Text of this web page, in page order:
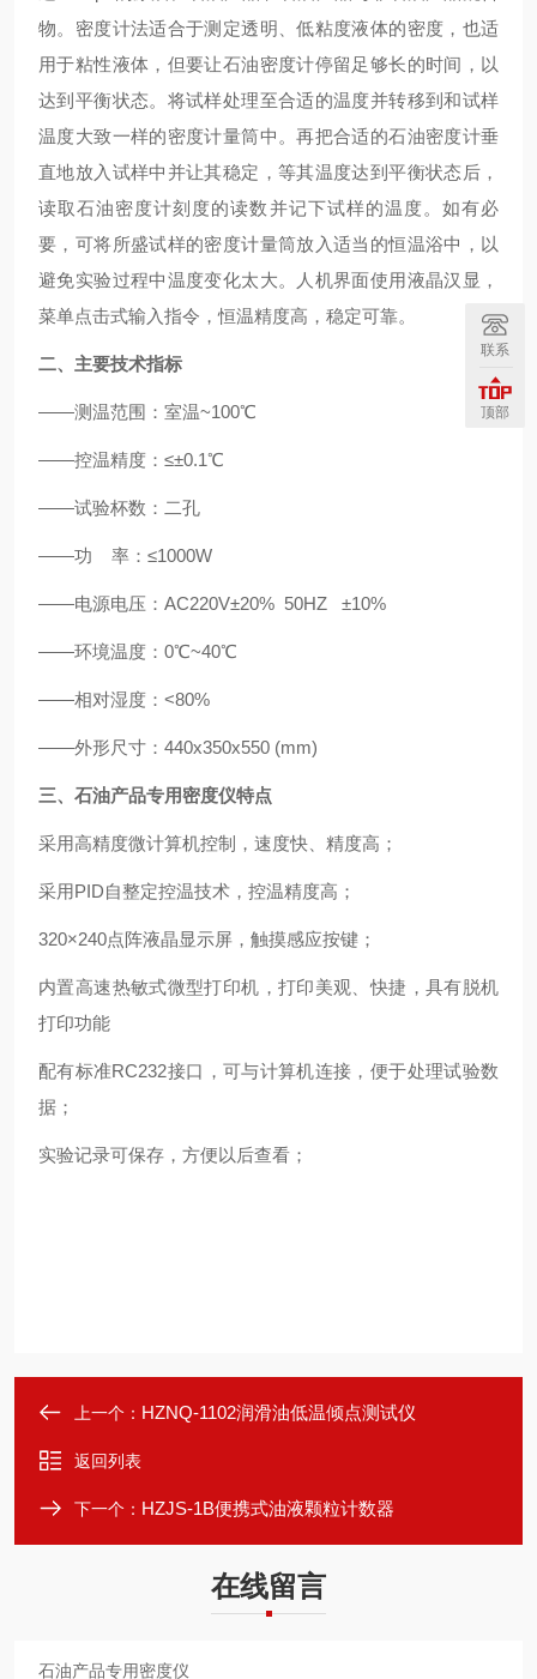
物。密度计法适合于测定透明、低粘度液体的密度，也适
用于粘性液体，但要让石油密度计停留足够长的时间，以
达到平衡状态。将试样处理至合适的温度并转移到和试样
温度大致一样的密度计量筒中。再把合适的石油密度计垂
直地放入试样中并让其稳定，等其温度达到平衡状态后，
读取石油密度计刻度的读数并记下试样的温度。如有必
要，可将所盛试样的密度计量筒放入适当的恒温浴中，以
避免实验过程中温度变化太大。人机界面使用液晶汉显，
菜单点击式输入指令，恒温精度高，稳定可靠。
二、主要技术指标
——测温范围：室温~100℃
——控温精度：≤±0.1℃
——试验杯数：二孔
——功 率：≤1000W
——电源电压：AC220V±20% 50HZ ±10%
——环境温度：0℃~40℃
——相对湿度：<80%
——外形尺寸：440x350x550 (mm)
三、石油产品专用密度仪特点
采用高精度微计算机控制，速度快、精度高；
采用PID自整定控温技术，控温精度高；
320×240点阵液晶显示屏，触摸感应按键；
内置高速热敏式微型打印机，打印美观、快捷，具有脱机
打印功能
配有标准RC232接口，可与计算机连接，便于处理试验数
据；
实验记录可保存，方便以后查看；
上一个： HZNQ-1102润滑油低温倾点测试仪
返回列表
下一个： HZJS-1B便携式油液颗粒计数器
在线留言
联系
顶部